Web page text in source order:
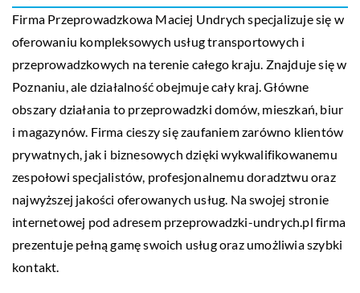
Firma Przeprowadzkowa Maciej Undrych specjalizuje się w
oferowaniu kompleksowych usług transportowych i
przeprowadzkowych na terenie całego kraju. Znajduje się w
Poznaniu, ale działalność obejmuje cały kraj. Główne
obszary działania to przeprowadzki domów, mieszkań, biur
i magazynów. Firma cieszy się zaufaniem zarówno klientów
prywatnych, jak i biznesowych dzięki wykwalifikowanemu
zespołowi specjalistów, profesjonalnemu doradztwu oraz
najwyższej jakości oferowanych usług. Na swojej stronie
internetowej pod adresem przeprowadzki-undrych.pl firma
prezentuje pełną gamę swoich usług oraz umożliwia szybki
kontakt.